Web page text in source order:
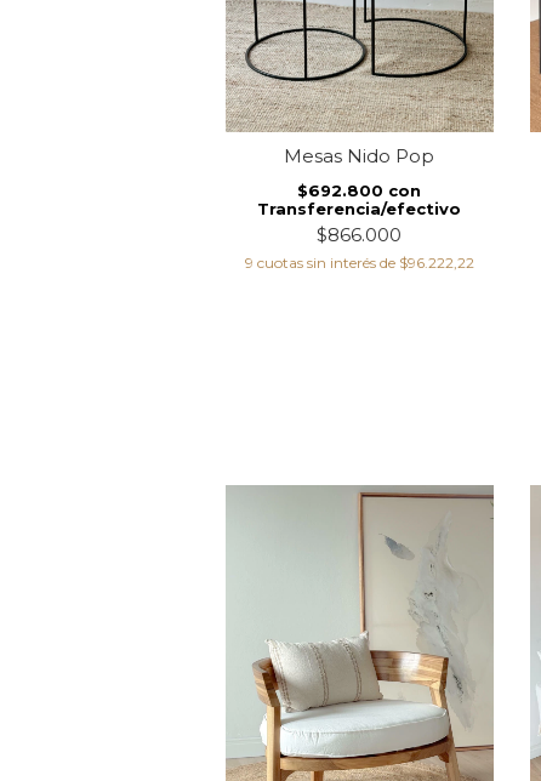
Mesas Nido Pop
$866.000
$692.800 con
Transferencia/efectivo
9 cuotas sin interés de $96.222,22